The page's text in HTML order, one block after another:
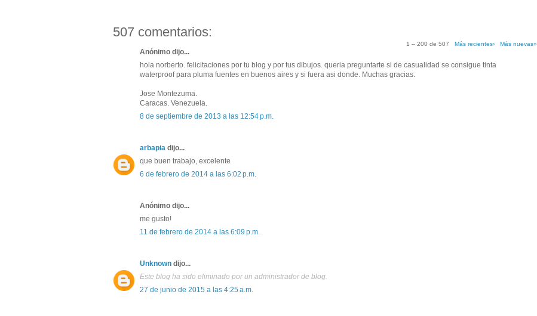
507 comentarios:
1 – 200 de 507 Más recientes› Más nuevas»
Anónimo dijo...
hola norberto. felicitaciones por tu blog y por tus dibujos. queria preguntarte si de casualidad se consigue tinta
waterproof para pluma fuentes en buenos aires y si fuera asi donde. Muchas gracias.
Jose Montezuma.
Caracas. Venezuela.
8 de septiembre de 2013 a las 12:54 p.m.
arbapia dijo...
que buen trabajo, excelente
6 de febrero de 2014 a las 6:02 p.m.
Anónimo dijo...
me gusto!
11 de febrero de 2014 a las 6:09 p.m.
Unknown dijo...
Este blog ha sido eliminado por un administrador de blog.
27 de junio de 2015 a las 4:25 a.m.